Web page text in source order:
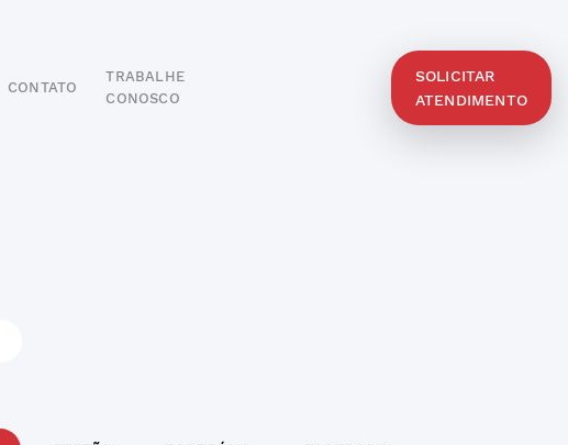
CONTATO
TRABALHE
CONOSCO
SOLICITAR
ATENDIMENTO